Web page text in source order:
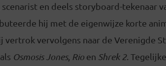
en deels storyboard-tekenaar
hij met de eigenwijze korte
vertrok vervolgens naar de Verenigde
Osmosis Jones, Rio en Shrek 2.